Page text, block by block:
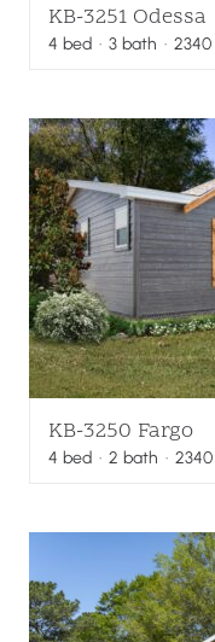
KB-3251 Odessa
4 bed · 3 bath · 2340
KB-3250 Fargo
4 bed · 2 bath · 2340